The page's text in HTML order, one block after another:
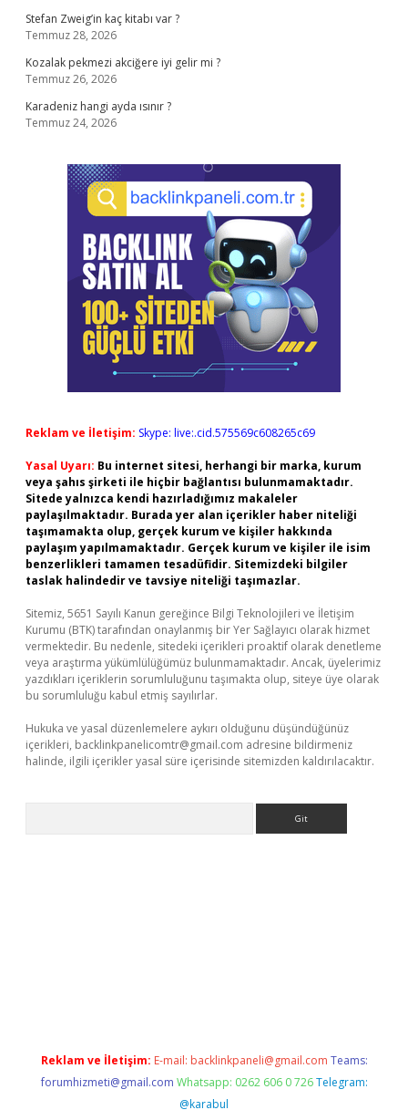
Stefan Zweig’in kaç kitabı var ?
Temmuz 28, 2026
Kozalak pekmezi akciğere iyi gelir mi ?
Temmuz 26, 2026
Karadeniz hangi ayda ısınır ?
Temmuz 24, 2026
Reklam ve İletişim: Skype: live:.cid.575569c608265c69
Yasal Uyarı: Bu internet sitesi, herhangi bir marka, kurum
veya şahıs şirketi ile hiçbir bağlantısı bulunmamaktadır.
Sitede yalnızca kendi hazırladığımız makaleler
paylaşılmaktadır. Burada yer alan içerikler haber niteliği
taşımamakta olup, gerçek kurum ve kişiler hakkında
paylaşım yapılmamaktadır. Gerçek kurum ve kişiler ile isim
benzerlikleri tamamen tesadüfidir. Sitemizdeki bilgiler
taslak halindedir ve tavsiye niteliği taşımazlar.
Sitemiz, 5651 Sayılı Kanun gereğince Bilgi Teknolojileri ve İletişim
Kurumu (BTK) tarafından onaylanmış bir Yer Sağlayıcı olarak hizmet
vermektedir. Bu nedenle, sitedeki içerikleri proaktif olarak denetleme
veya araştırma yükümlülüğümüz bulunmamaktadır. Ancak, üyelerimiz
yazdıkları içeriklerin sorumluluğunu taşımakta olup, siteye üye olarak
bu sorumluluğu kabul etmiş sayılırlar.
Hukuka ve yasal düzenlemelere aykırı olduğunu düşündüğünüz
içerikleri, backlinkpanelicomtr@gmail.com adresine bildirmeniz
halinde, ilgili içerikler yasal süre içerisinde sitemizden kaldırılacaktır.
Reklam ve İletişim: E-mail: backlinkpaneli@gmail.com Teams:
forumhizmeti@gmail.com Whatsapp: 0262 606 0 726 Telegram:
@karabul